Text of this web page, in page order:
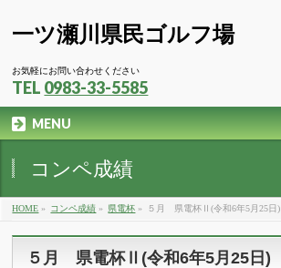
一ツ瀬川県民ゴルフ場
お気軽にお問い合わせください
TEL 0983-33-5585
MENU
コンペ成績
HOME » コンペ成績 » 県電杯 » ５月 県電杯Ⅱ(令和6年5月25日)
５月 県電杯Ⅱ(令和6年5月25日)